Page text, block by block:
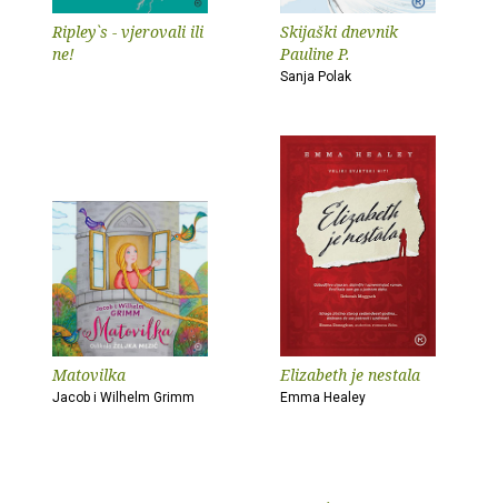
Ripley`s - vjerovali ili
ne!
Skijaški dnevnik
Pauline P.
Sanja Polak
Matovilka
Jacob i Wilhelm Grimm
Elizabeth je nestala
Emma Healey